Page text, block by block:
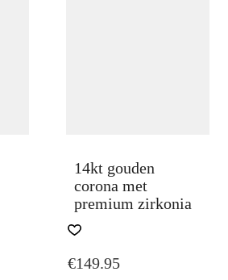
14kt gouden
corona met
premium zirkonia
€149.95